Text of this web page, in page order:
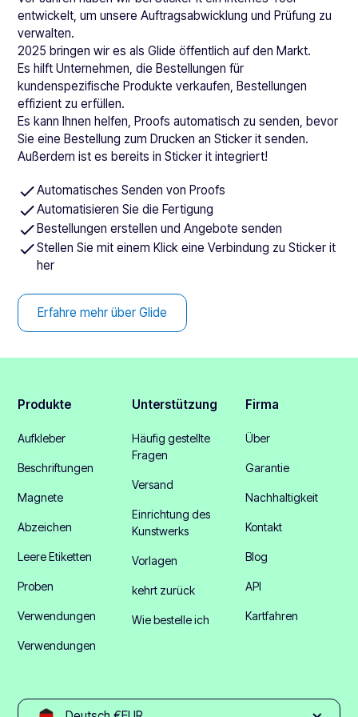
entwickelt, um unsere Auftragsabwicklung und Prüfung zu
verwalten.
2025 bringen wir es als Glide öffentlich auf den Markt.
Es hilft Unternehmen, die Bestellungen für
kundenspezifische Produkte verkaufen, Bestellungen
effizient zu erfüllen.
Es kann Ihnen helfen, Proofs automatisch zu senden, bevor
Sie eine Bestellung zum Drucken an Sticker it senden.
Außerdem ist es bereits in Sticker it integriert!
Automatisches Senden von Proofs
Automatisieren Sie die Fertigung
Bestellungen erstellen und Angebote senden
Stellen Sie mit einem Klick eine Verbindung zu Sticker it
her
Erfahre mehr über Glide
Produkte
Aufkleber
Beschriftungen
Magnete
Abzeichen
Leere Etiketten
Proben
Verwendungen
Verwendungen
Unterstützung
Häufig gestellte
Fragen
Versand
Einrichtung des
Kunstwerks
Vorlagen
kehrt zurück
Wie bestelle ich
Firma
Über
Garantie
Nachhaltigkeit
Kontakt
Blog
API
Kartfahren